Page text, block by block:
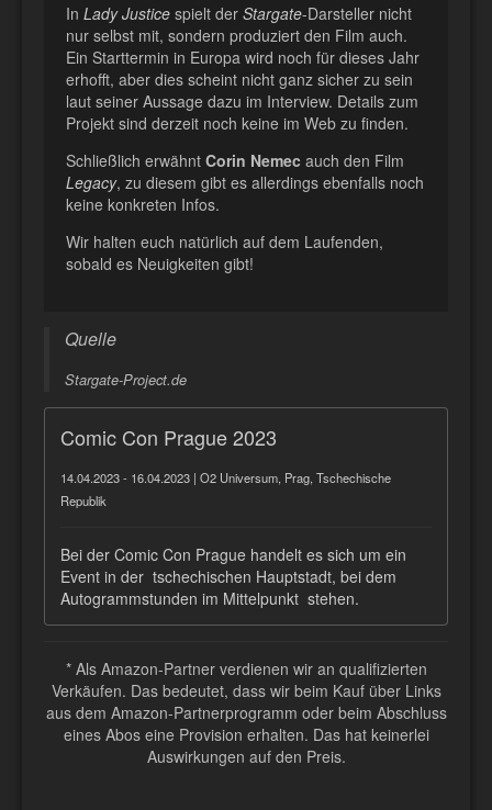
In Lady Justice spielt der Stargate-Darsteller nicht
nur selbst mit, sondern produziert den Film auch.
Ein Starttermin in Europa wird noch für dieses Jahr
erhofft, aber dies scheint nicht ganz sicher zu sein
laut seiner Aussage dazu im Interview. Details zum
Projekt sind derzeit noch keine im Web zu finden.
Schließlich erwähnt Corin Nemec auch den Film
Legacy, zu diesem gibt es allerdings ebenfalls noch
keine konkreten Infos.
Wir halten euch natürlich auf dem Laufenden,
sobald es Neuigkeiten gibt!
Quelle
Stargate-Project.de
Comic Con Prague 2023
14.04.2023 - 16.04.2023 | O2 Universum, Prag, Tschechische
Republik
Bei der Comic Con Prague handelt es sich um ein
Event in der tschechischen Hauptstadt, bei dem
Autogrammstunden im Mittelpunkt stehen.
* Als Amazon-Partner verdienen wir an qualifizierten
Verkäufen. Das bedeutet, dass wir beim Kauf über Links
aus dem Amazon-Partnerprogramm oder beim Abschluss
eines Abos eine Provision erhalten. Das hat keinerlei
Auswirkungen auf den Preis.